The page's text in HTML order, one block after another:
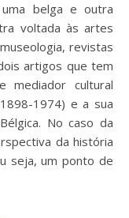
belga e outra
voltada às artes
revistas
artigos que tem
mediador cultural
1974) e a sua
No caso da
da história
seja, um ponto de